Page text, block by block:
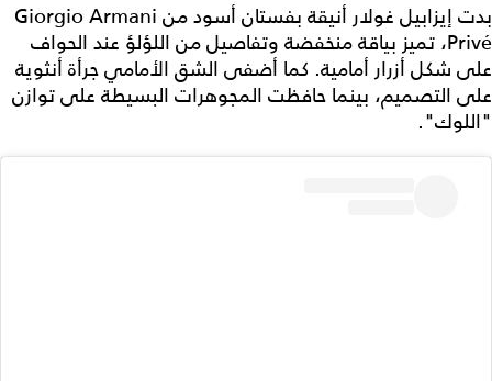
بدت إيزابيل غولار أنيقة بفستان أسود من Giorgio Armani
Privé، تميز بياقة منخفضة وتفاصيل من اللؤلؤ عند الحواف
على شكل أزرار أمامية. كما أضفى الشق الأمامي جرأة أنثوية
على التصميم، بينما حافظت المجوهرات البسيطة على توازن
"اللوك".